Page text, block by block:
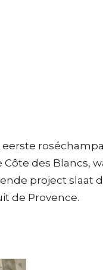
des Blancs,
project
de Provence.